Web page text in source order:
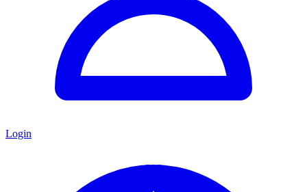
Login